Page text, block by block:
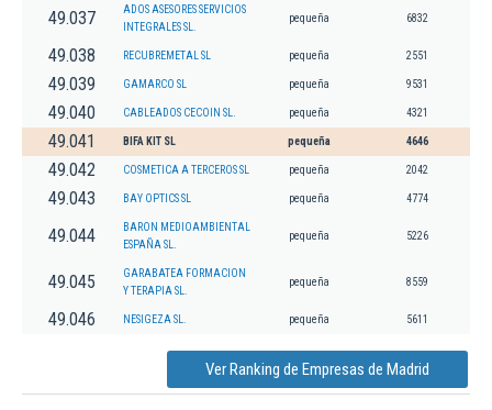
49.037
ADOS ASESORES SERVICIOS
INTEGRALES SL.
pequeña 6832
49.038 RECUBREMETAL SL pequeña 2551
49.039 GAMARCO SL pequeña 9531
49.040 CABLEADOS CECOIN SL. pequeña 4321
49.041 BIFA KIT SL pequeña 4646
49.042 COSMETICA A TERCEROS SL pequeña 2042
49.043 BAY OPTICS SL pequeña 4774
49.044
BARON MEDIOAMBIENTAL
ESPAÑA SL.
pequeña 5226
49.045
GARABATEA FORMACION
Y TERAPIA SL.
pequeña 8559
49.046 NESIGEZA SL. pequeña 5611
Ver Ranking de Empresas de Madrid